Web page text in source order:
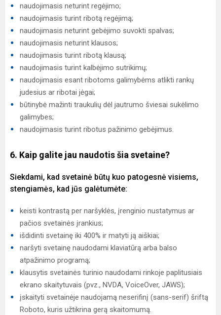
naudojimasis neturint regėjimo;
naudojimasis turint ribotą regėjimą;
naudojimasis neturint gebėjimo suvokti spalvas;
naudojimasis neturint klausos;
naudojimasis turint ribotą klausą;
naudojimasis turint kalbėjimo sutrikimų;
naudojimasis esant ribotoms galimybėms atlikti rankų
judesius ar ribotai jėgai;
būtinybė mažinti traukulių dėl jautrumo šviesai sukėlimo
galimybes;
naudojimasis turint ribotus pažinimo gebėjimus.
6. Kaip galite jau naudotis šia svetaine?
Siekdami, kad svetainė būtų kuo patogesnė visiems,
stengiamės, kad jūs galėtumėte:
keisti kontrastą per naršyklės, įrenginio nustatymus ar
pačios svetainės įrankius;
išdidinti svetainę iki 400% ir matyti ją aiškiai;
naršyti svetainę naudodami klaviatūrą arba balso
atpažinimo programą;
klausytis svetainės turinio naudodami rinkoje paplitusiais
ekrano skaitytuvais (pvz., NVDA, VoiceOver, JAWS);
įskaityti svetainėje naudojamą neserifinį (sans-serif) šriftą
Roboto, kuris užtikrina gerą skaitomumą.